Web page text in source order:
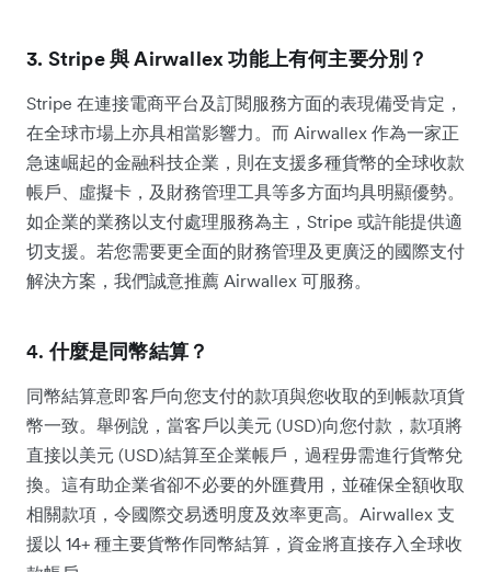
3. Stripe 與 Airwallex 功能上有何主要分別？
Stripe 在連接電商平台及訂閱服務方面的表現備受肯定，
在全球市場上亦具相當影響力。而 Airwallex 作為一家正
急速崛起的金融科技企業，則在支援多種貨幣的全球收款
帳戶、虛擬卡，及財務管理工具等多方面均具明顯優勢。
如企業的業務以支付處理服務為主，Stripe 或許能提供適
切支援。若您需要更全面的財務管理及更廣泛的國際支付
解決方案，我們誠意推薦 Airwallex 可服務。
4.什麼是同幣結算？
同幣結算意即客戶向您支付的款項與您收取的到帳款項貨
幣一致。舉例說，當客戶以美元 (USD)向您付款，款項將
直接以美元 (USD)結算至企業帳戶，過程毋需進行貨幣兌
換。這有助企業省卻不必要的外匯費用，並確保全額收取
相關款項，令國際交易透明度及效率更高。Airwallex 支
援以 14+ 種主要貨幣作同幣結算，資金將直接存入全球收